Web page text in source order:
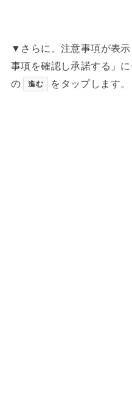
▼さらに、注意事項が表
事項を確認し承諾する」
の
進む をタップします。